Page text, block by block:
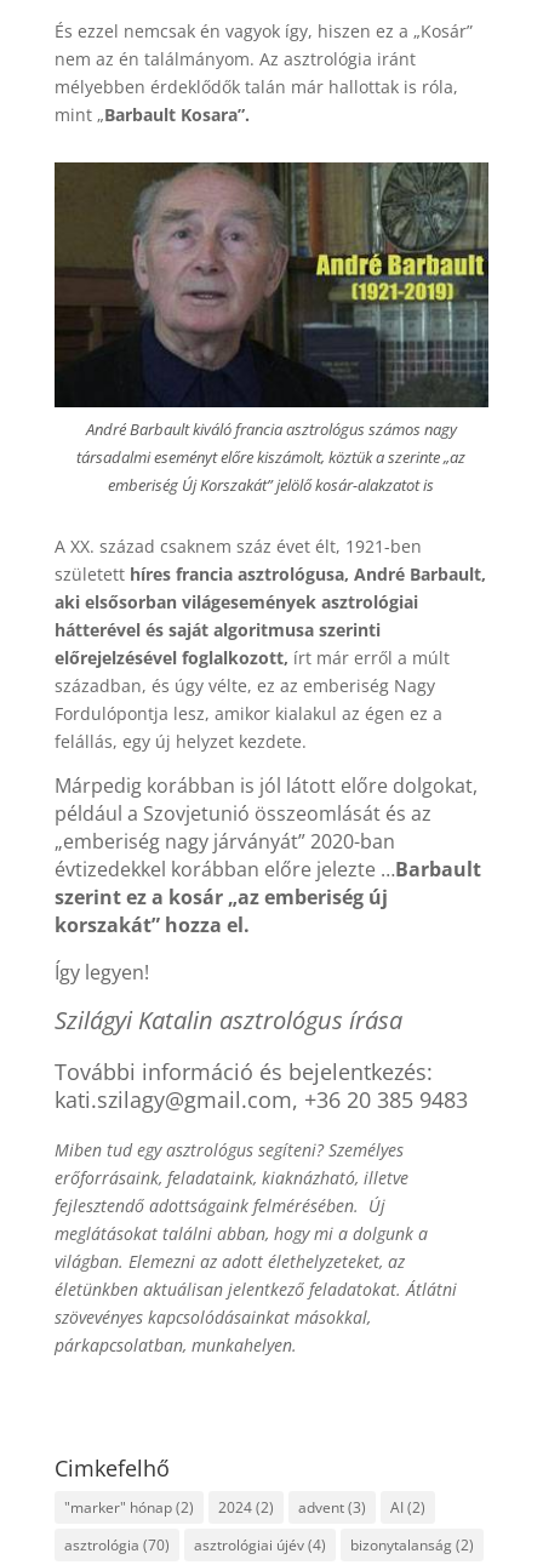
És ezzel nemcsak én vagyok így, hiszen ez a „Kosár”
nem az én találmányom. Az asztrológia iránt
mélyebben érdeklődők talán már hallottak is róla,
mint „Barbault Kosara”.
André Barbault kiváló francia asztrológus számos nagy
társadalmi eseményt előre kiszámolt, köztük a szerinte „az
emberiség Új Korszakát” jelölő kosár-alakzatot is
A XX. század csaknem száz évet élt, 1921-ben
született híres francia asztrológusa, André Barbault,
aki elsősorban világesemények asztrológiai
hátterével és saját algoritmusa szerinti
előrejelzésével foglalkozott, írt már erről a múlt
században, és úgy vélte, ez az emberiség Nagy
Fordulópontja lesz, amikor kialakul az égen ez a
felállás, egy új helyzet kezdete.
Márpedig korábban is jól látott előre dolgokat,
például a Szovjetunió összeomlását és az
„emberiség nagy járványát” 2020-ban
évtizedekkel korábban előre jelezte …Barbault
szerint ez a kosár „az emberiség új
korszakát” hozza el.
Így legyen!
Szilágyi Katalin asztrológus írása
További információ és bejelentkezés:
kati.szilagy@gmail.com, +36 20 385 9483
Miben tud egy asztrológus segíteni? Személyes
erőforrásaink, feladataink, kiaknázható, illetve
fejlesztendő adottságaink felmérésében. Új
meglátásokat találni abban, hogy mi a dolgunk a
világban. Elemezni az adott élethelyzeteket, az
életünkben aktuálisan jelentkező feladatokat. Átlátni
szövevényes kapcsolódásainkat másokkal,
párkapcsolatban, munkahelyen.
Cimkefelhő
"marker" hónap(2) 2024(2) advent(3) AI(2)
asztrológia (70) asztrológiai újév(4) bizonytalanság(2)